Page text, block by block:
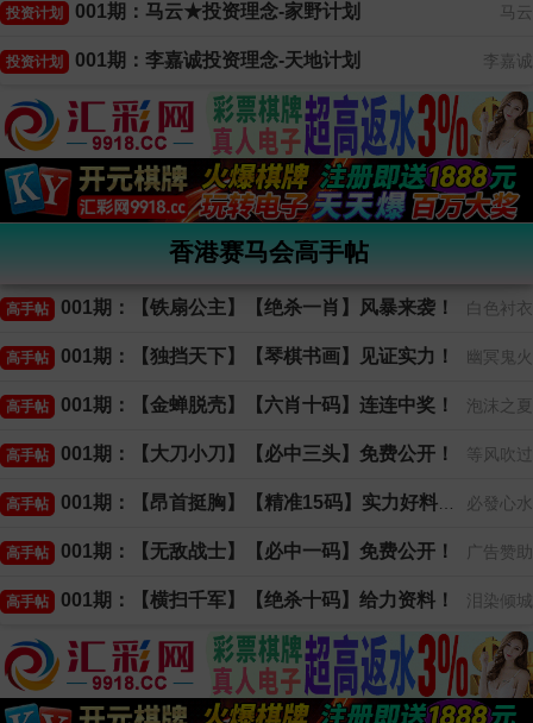
马云
投资计划 001期：马云★投资理念-家野计划
李嘉诚
投资计划 001期：李嘉诚投资理念-天地计划
香港赛马会高手帖
白色衬衣
高手帖 001期：【铁扇公主】【绝杀一肖】风暴来袭！
幽冥鬼火
高手帖 001期：【独挡天下】【琴棋书画】见证实力！
泡沫之夏
高手帖 001期：【金蝉脱壳】【六肖十码】连连中奖！
等风吹过
高手帖 001期：【大刀小刀】【必中三头】免费公开！
必發心水
高手帖 001期：【昂首挺胸】【精准15码】实力好料！
广告赞助
高手帖 001期：【无敌战士】【必中一码】免费公开！
泪染倾城
高手帖 001期：【横扫千军】【绝杀十码】给力资料！